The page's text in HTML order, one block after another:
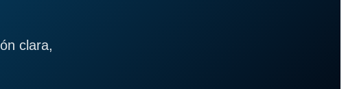
clara,